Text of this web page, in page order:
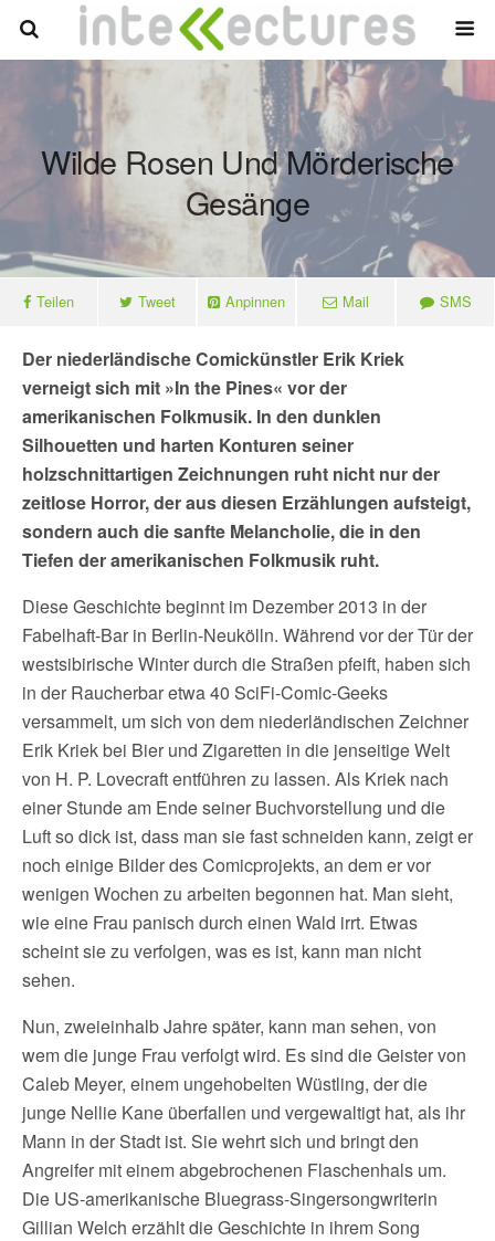
Wilde Rosen Und Mörderische
Gesänge
Teilen Tweet Anpinnen Mail SMS
Der niederländische Comickünstler Erik Kriek
verneigt sich mit »In the Pines« vor der
amerikanischen Folkmusik. In den dunklen
Silhouetten und harten Konturen seiner
holzschnittartigen Zeichnungen ruht nicht nur der
zeitlose Horror, der aus diesen Erzählungen aufsteigt,
sondern auch die sanfte Melancholie, die in den
Tiefen der amerikanischen Folkmusik ruht.
Diese Geschichte beginnt im Dezember 2013 in der
Fabelhaft-Bar in Berlin-Neukölln. Während vor der Tür der
westsibirische Winter durch die Straßen pfeift, haben sich
in der Raucherbar etwa 40 SciFi-Comic-Geeks
versammelt, um sich von dem niederländischen Zeichner
Erik Kriek bei Bier und Zigaretten in die jenseitige Welt
von H. P. Lovecraft entführen zu lassen. Als Kriek nach
einer Stunde am Ende seiner Buchvorstellung und die
Luft so dick ist, dass man sie fast schneiden kann, zeigt er
noch einige Bilder des Comicprojekts, an dem er vor
wenigen Wochen zu arbeiten begonnen hat. Man sieht,
wie eine Frau panisch durch einen Wald irrt. Etwas
scheint sie zu verfolgen, was es ist, kann man nicht
sehen.
Nun, zweieinhalb Jahre später, kann man sehen, von
wem die junge Frau verfolgt wird. Es sind die Geister von
Caleb Meyer, einem ungehobelten Wüstling, der die
junge Nellie Kane überfallen und vergewaltigt hat, als ihr
Mann in der Stadt ist. Sie wehrt sich und bringt den
Angreifer mit einem abgebrochenen Flaschenhals um.
Die US-amerikanische Bluegrass-Singersongwriterin
Gillian Welch erzählt die Geschichte in ihrem Song